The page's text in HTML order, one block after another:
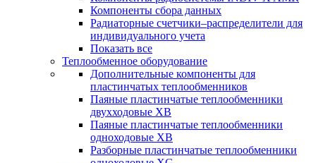
Компоненты сбора данных
Радиаторные счетчики–распределители для
индивидуального учета
Показать все
Теплообменное оборудование
Дополнительные компоненты для
пластинчатых теплообменников
Паяные пластинчатые теплообменники
двухходовые XB
Паяные пластинчатые теплообменники
одноходовые ХВ
Разборные пластинчатые теплообменники